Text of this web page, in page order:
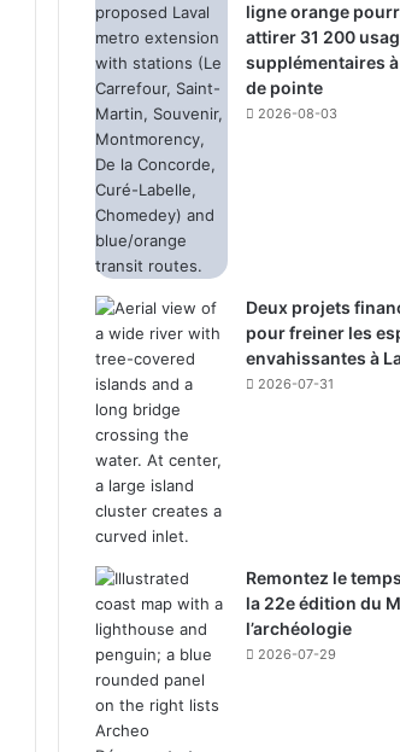
ligne orange
attirer 31 200
supplémentaires à
de pointe
2026-08-03
Deux projets
pour freiner les
envahissantes à
2026-07-31
Remontez le
la 22e édition du
l’archéologie
2026-07-29